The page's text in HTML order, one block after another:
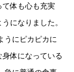
体も心も充実
になりました。
うにピカピカに
体になっている